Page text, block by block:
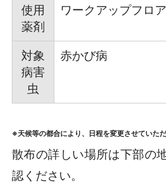
使用
薬剤
ワークアップフロ
対象
病害
虫
赤かび病
※天候等の都合により、日程を変更させていた
散布の詳しい場所は下部の
認ください。